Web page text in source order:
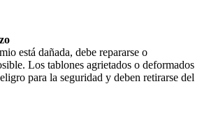
está dañada, debe repararse o
Los tablones agrietados o deformados
para la seguridad y deben retirarse del